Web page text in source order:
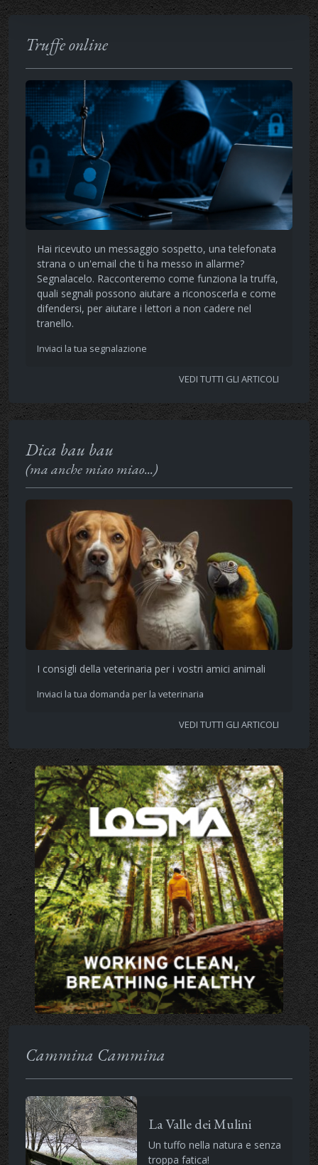
Truffe online
Hai ricevuto un messaggio sospetto, una telefonata
strana o un'email che ti ha messo in allarme?
Segnalacelo. Racconteremo come funziona la truffa,
quali segnali possono aiutare a riconoscerla e come
difendersi, per aiutare i lettori a non cadere nel
tranello.
Inviaci la tua segnalazione
VEDI TUTTI GLI ARTICOLI
Dica bau bau
(ma anche miao miao...)
I consigli della veterinaria per i vostri amici animali
Inviaci la tua domanda per la veterinaria
VEDI TUTTI GLI ARTICOLI
Cammina Cammina
La Valle dei Mulini
Un tuffo nella natura e senza
troppa fatica!